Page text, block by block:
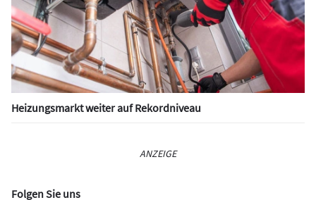
Heizungsmarkt weiter auf Rekordniveau
ANZEIGE
Folgen Sie uns